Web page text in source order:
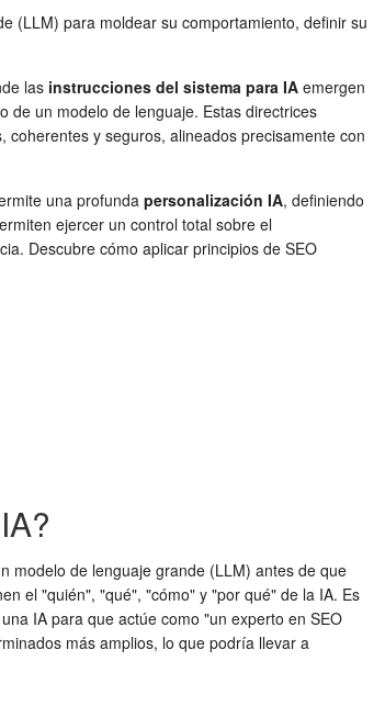
(LLM) para moldear su comportamiento, definir su
las instrucciones del sistema para IA emergen
de un modelo de lenguaje. Estas directrices
y seguros, alineados precisamente con
una profunda personalización IA, definiendo
ejercer un control total sobre el
Descubre cómo aplicar principios de SEO
modelo de lenguaje grande (LLM) antes de que
el "quién", "qué", "cómo" y "por qué" de la IA. Es
IA para que actúe como "un experto en SEO
más amplios, lo que podría llevar a